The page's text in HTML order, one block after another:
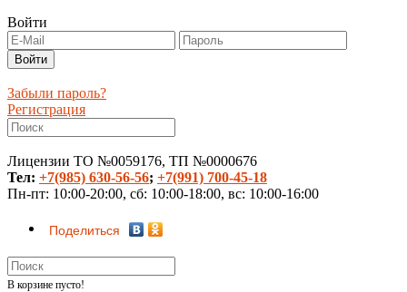
Войти
Забыли пароль?
Регистрация
Лицензии ТО №0059176, ТП №0000676
Тел: +7(985) 630-56-56; +7(991) 700-45-18
Пн-пт: 10:00-20:00, сб: 10:00-18:00, вс: 10:00-16:00
Поделиться
В корзине пусто!